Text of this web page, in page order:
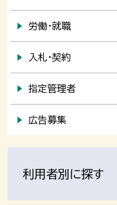
労働・就職
入札・契約
指定管理者
広告募集
利用者別に探す